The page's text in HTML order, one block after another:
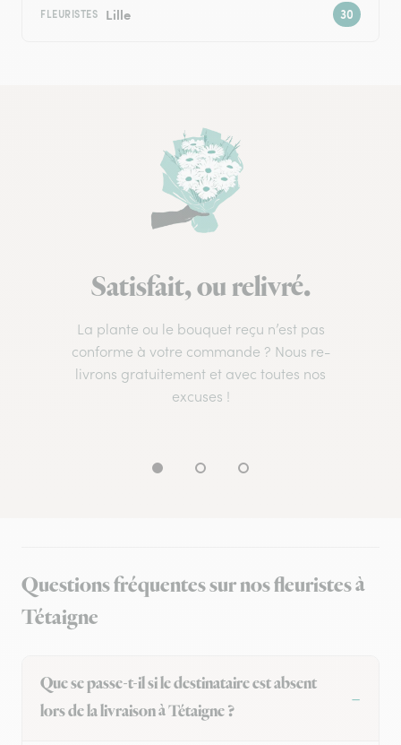
FLEURISTES Lille
Satisfait, ou relivré.
La plante ou le bouquet reçu n’est pas
conforme à votre commande ? Nous re-
livrons gratuitement et avec toutes nos
excuses !
Questions fréquentes sur nos fleuristes à
Tétaigne
Que se passe-t-il si le destinataire est absent
lors de la livraison à Tétaigne ?